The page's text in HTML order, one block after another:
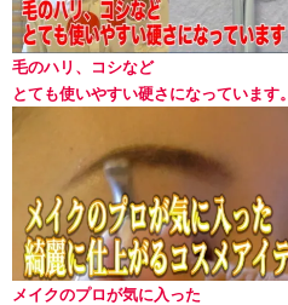
毛のハリ、コシなど
とても使いやすい硬さになっています。
メイクのプロが気に入った